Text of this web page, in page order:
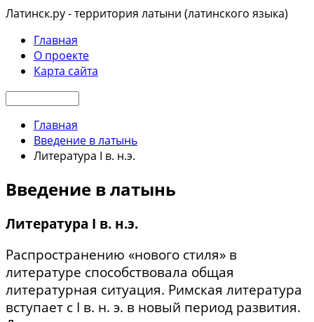
Латинск.ру - территория латыни (латинского языка)
Главная
О проекте
Карта сайта
Главная
Введение в латынь
Литература I в. н.э.
Введение в латынь
Литература I в. н.э.
Распространению «нового стиля» в
литературе способствовала общая
литературная ситуация. Римская литература
вступает с I в. н. э. в новый период развития.